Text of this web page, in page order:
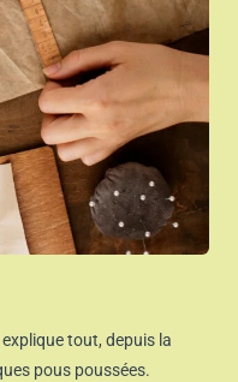
tout, depuis la
pous poussées.